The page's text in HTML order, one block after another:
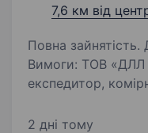
7,6 км від
Повна зайнятість.
Вимоги: ТОВ «ДЛЛ Електронікс» шукає Водій-
експедитор,
компанії є
2 дні тому